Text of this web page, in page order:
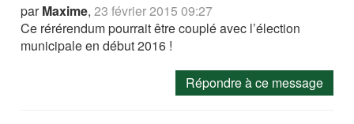
parMaxime,23 février 2015 09:27
Ce rérérendum pourrait être couplé avec l’élection
municipale en début 2016 !
Répondre à ce message